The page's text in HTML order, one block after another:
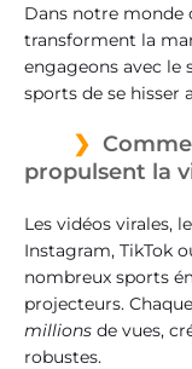
Dans notre monde
transforment la
engageons avec le
sports de se hisser
propulsent la
Les vidéos virales,
Instagram, TikTok
nombreux sports
projecteurs.
millions de vues,
robustes.